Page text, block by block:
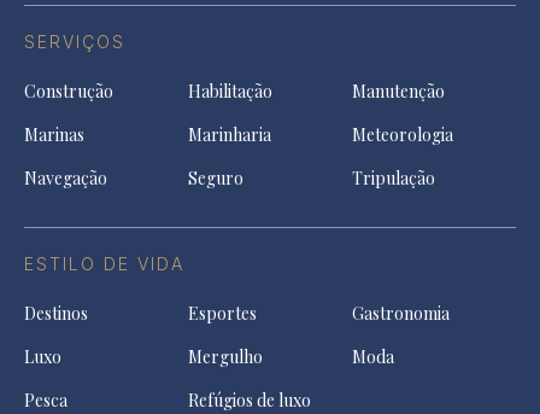
SERVIÇOS
Construção Habilitação
Manutenção
Marinas
Marinharia
Meteorologia
Navegação
Seguro Tripulação
ESTILO DE VIDA
Destinos Esportes
Gastronomia
Luxo
Mergulho
Moda
Pesca
Refúgios de luxo